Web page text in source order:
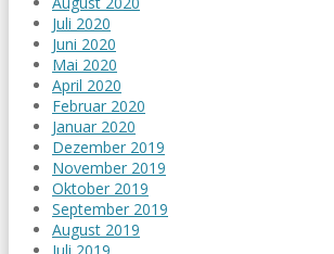
Juli 2020
Juni 2020
Mai 2020
April 2020
Februar 2020
Januar 2020
Dezember 2019
November 2019
Oktober 2019
September 2019
August 2019